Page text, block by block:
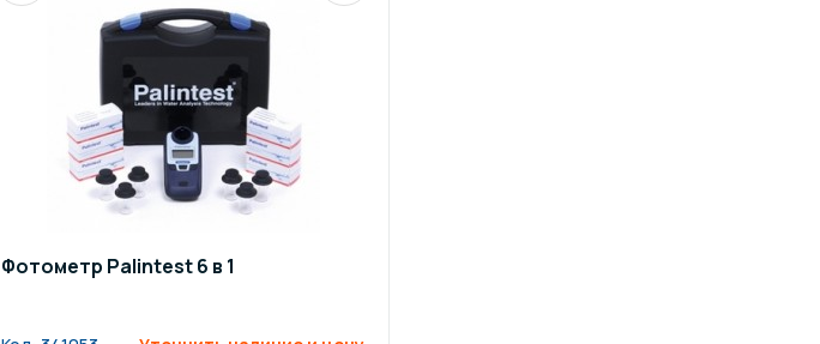
Фотометр Palintest 6 в 1